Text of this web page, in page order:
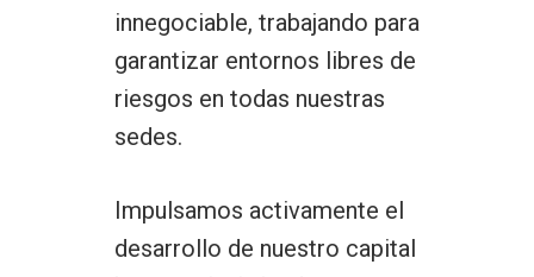
innegociable, trabajando para
garantizar entornos libres de
riesgos en todas nuestras
sedes.
Impulsamos activamente el
desarrollo de nuestro capital